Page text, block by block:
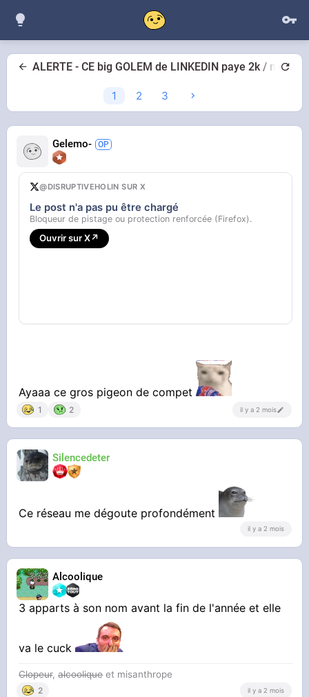
ALERTE - CE big GOLEM de LINKEDIN paye 2k / mois
1 2 3
Gelemo-
@DISRUPTIVEHOLIN SUR X
Le post n'a pas pu être chargé
Bloqueur de pistage ou protection renforcée (Firefox).
Ouvrir sur X↗
Ayaaa ce gros pigeon de compet
1 2 il y a 2 mois
Silencedeter
Ce réseau me dégoute profondément
il y a 2 mois
Alcoolique
3 apparts à son nom avant la fin de l'année et elle
va le cuck
Clopeur,alcooliqueet misanthrope
2 il y a 2 mois